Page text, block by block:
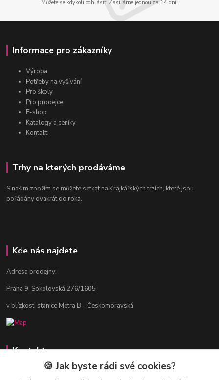
Můžete se kdykoli odhlásit. Zasíláme jednou za 14 dní.
Informace pro zákazníky
Výroba
Potřeby na vyšívání
Pro školy
Pro prodejce
E-shop
Katalogy a ceníky
Kontakt
Trhy na kterých prodáváme
S našim zbožím se můžete setkat na Krajkářských trzích, které jsou
pořádány dvakrát do roka.
Kde nás najdete
Adresa prodejny:
Praha 9, Sokolovská 276/1605
v blízkosti stanice Metra B - Českomoravská
Kontakty
Jitka Vlasáková
🍪 Jak byste rádi své cookies?